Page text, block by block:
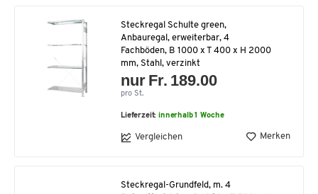
Steckregal Schulte green,
Anbauregal, erweiterbar, 4
Fachböden, B 1000 x T 400 x H 2000
mm, Stahl, verzinkt
nur Fr. 189.00
pro St.
Lieferzeit:innerhalb 1 Woche
Vergleichen Merken
Steckregal-Grundfeld, m. 4